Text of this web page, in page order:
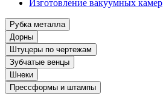
Изготовление вакуумных камер
Рубка металла
Дорны
Штуцеры по чертежам
Зубчатые венцы
Шнеки
Прессформы и штампы